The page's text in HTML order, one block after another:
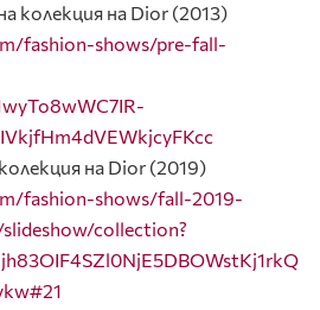
колекция на Dior (2013)
fashion-shows/pre-fall-
на Dior (2019)
fashion-shows/fall-2019-
collection?